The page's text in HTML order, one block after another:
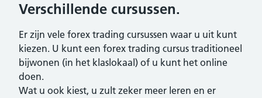
Verschillende cursussen.
Er zijn vele forex trading cursussen waar u uit kunt
kiezen. U kunt een forex trading cursus traditioneel
bijwonen (in het klaslokaal) of u kunt het online
doen.
Wat u ook kiest, u zult zeker meer leren en er